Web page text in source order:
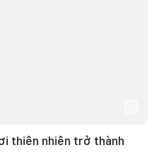
thiên nhiên trở thành